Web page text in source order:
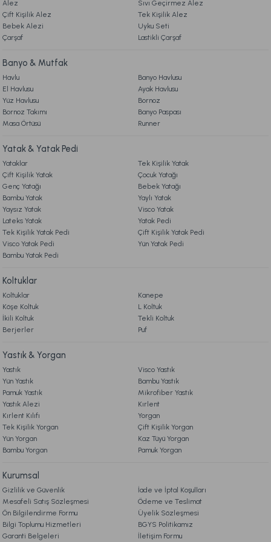
Gönder
5. İADE & DEĞİŞİM
7. KAMPANYA & İNDİRİMLER
9. YATAK & KOLTUK SİPARİŞ VE İADE İŞLEMLERİ
%32
İndirim
2.499,00 TL
Easy Cotton Nevresim Takımı Listra Çift Kişilik - Gri
%29 2.099,00 TL
1.499,00 TL
Easy Cotton Nevresim Takımı Flourish Çift King Size - Krem
%28
İndirim
2.499,00 TL
1.799,00 TL
Ücretsiz Kargo
%28
İndirim 1.399,00 TL
Ranforce Charm Nevresim Takımı Çift Kişilik - Lacivert
%18
İndirim
2.799,00 TL
2.299,00 TL
Saten Nevresim Takımı Maestro Çift Kişilik - Mavi
%40
İndirim 2.999,00 TL
Alez
Sıvı Geçirmez Alez
Çift Kişilik Alez
Tek Kişilik Alez
Bebek Alezi
Uyku Seti
Çarşaf
Lastikli Çarşaf
Banyo & Mutfak
Havlu
Banyo Havlusu
El Havlusu
Ayak Havlusu
Yüz Havlusu
Bornoz
Bornoz Takımı
Banyo Paspası
Masa Örtüsü
Runner
Yatak & Yatak Pedi
Yataklar
Tek Kişilik Yatak
Çift Kişilik Yatak
Çocuk Yatağı
Genç Yatağı
Bebek Yatağı
Bambu Yatak
Yaylı Yatak
Yaysız Yatak
Visco Yatak
Lateks Yatak
Yatak Pedi
Tek Kişilik Yatak Pedi
Çift Kişilik Yatak Pedi
Visco Yatak Pedi
Yün Yatak Pedi
Bambu Yatak Pedi
Koltuklar
Koltuklar
Kanepe
Köşe Koltuk
L Koltuk
İkili Koltuk
Tekli Koltuk
Berjerler
Puf
Yastık & Yorgan
Yastık
Visco Yastık
Yün Yastık
Bambu Yastık
Pamuk Yastık
Mikrofiber Yastık
Yastık Alezi
Kırlent
Kırlent Kılıfı
Yorgan
Tek Kişilik Yorgan
Çift Kişilik Yorgan
Yün Yorgan
Kaz Tüyü Yorgan
Bambu Yorgan
Pamuk Yorgan
Kurumsal
Gizlilik ve Güvenlik
İade ve İptal Koşulları
Mesafeli Satış Sözleşmesi
Ödeme ve Teslimat
Ön Bilgilendirme Formu
Üyelik Sözleşmesi
Bilgi Toplumu Hizmetleri
BGYS Politikamız
Garanti Belgeleri
İletişim Formu